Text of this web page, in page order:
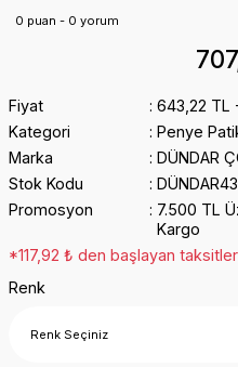
0 puan - 0 yorum
Fiyat
643,22 TL
Kategori
Penye
Marka
DÜNDAR
Stok Kodu
Promosyon
7.500 TL
Kargo
*117,92 ₺ den başlayan
Renk